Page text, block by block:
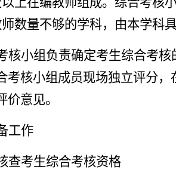
数量不够的学科，由本学科
核小组负责确定考生综合考
考核小组成员现场独立评分
价意见。
工作
查考生综合考核资格